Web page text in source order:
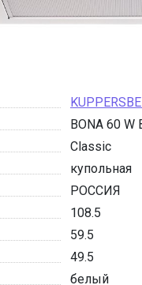
BONA 60 W
Classic
купольная
РОССИЯ
108.5
59.5
49.5
белый